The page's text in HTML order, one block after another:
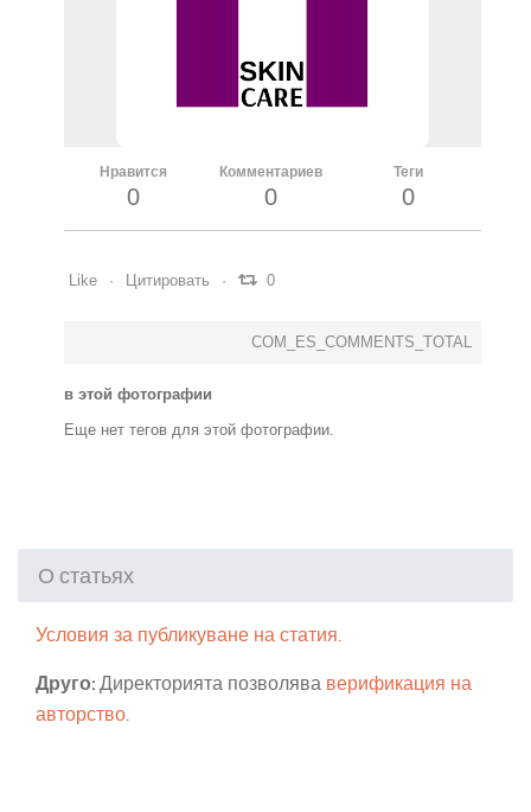
Нравится
0
Комментариев
0
Теги
0
Like Цитировать 0
COM_ES_COMMENTS_TOTAL
в этой фотографии
Еще нет тегов для этой фотографии.
О статьях
Условия за публикуване на статия.
Друго: Директорията позволява верификация на
авторство